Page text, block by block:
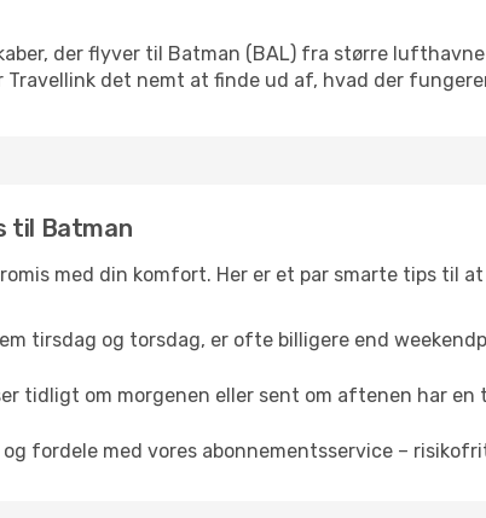
der flyver til Batman (BAL) fra større
det nemt at finde ud af, hvad der
til Batman
med din komfort. Her er et par smarte tips til
tirsdag og torsdag, er ofte billigere end
tidligt om morgenen eller sent om aftenen har
fordele med vores abonnementsservice –